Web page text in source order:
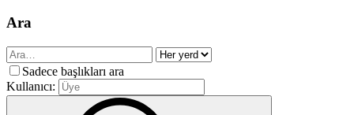
Ara
Sadece başlıkları ara
Kullanıcı: